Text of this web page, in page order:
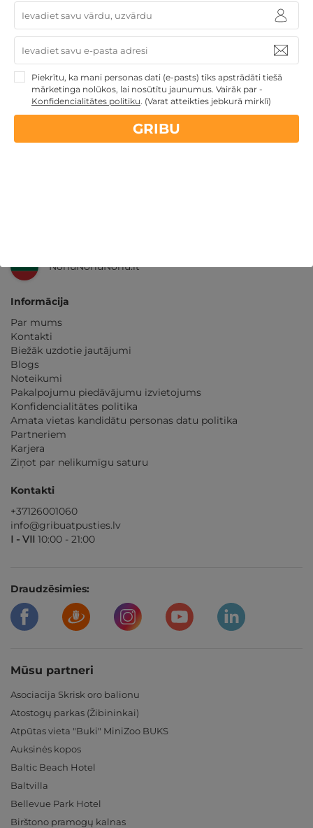
14 dienunaudas atmaksas garantija
Kvalitatīva klientu apkalpošana
GribuAtpusties.lvizmēģinātsunpārbaudīts
NoriuNoriuNoriu.lt
Informācija
Par mums
Kontakti
Biežāk uzdotie jautājumi
Blogs
Noteikumi
Pakalpojumu piedāvājumu izvietojums
Konfidencialitātes politika
Amata vietas kandidātu personas datu politika
Partneriem
Karjera
Ziņot par nelikumīgu saturu
Kontakti
+37126001060
info@gribuatpusties.lv
I - VII 10:00 - 21:00
Draudzēsimies:
Mūsu partneri
Asociacija Skrisk oro balionu
Atostogų parkas (Žibininkai)
Atpūtas vieta "Buki" MiniZoo BUKS
Auksinės kopos
Baltic Beach Hotel
Baltvilla
Bellevue Park Hotel
Birštono pramogų kalnas
Piekrītu, ka mani personas dati (e-pasts) tiks apstrādāti tiešā
mārketinga nolūkos, lai nosūtītu jaunumus. Vairāk par -
Konfidencialitātes politiku. (Varat atteikties jebkurā mirklī)
GRIBU